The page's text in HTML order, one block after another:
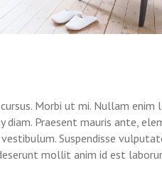
Morbi ut mi. Nullam enim
Praesent mauris ante,
Suspendisse
mollit anim id est